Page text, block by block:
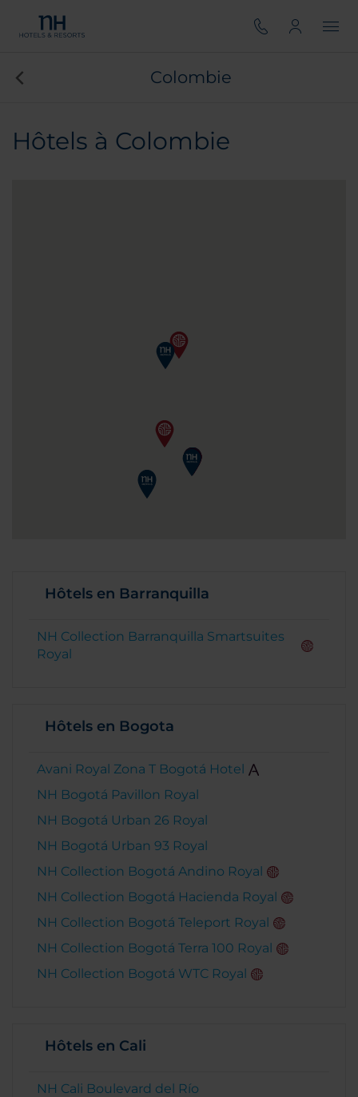
Colombie
Hôtels à Colombie
Hôtels en Barranquilla
NH Collection Barranquilla Smartsuites
Royal
Hôtels en Bogota
Avani Royal Zona T Bogotá Hotel
NH Bogotá Pavillon Royal
NH Bogotá Urban 26 Royal
NH Bogotá Urban 93 Royal
NH Collection Bogotá Andino Royal
NH Collection Bogotá Hacienda Royal
NH Collection Bogotá Teleport Royal
NH Collection Bogotá Terra 100 Royal
NH Collection Bogotá WTC Royal
Hôtels en Cali
NH Cali Boulevard del Río